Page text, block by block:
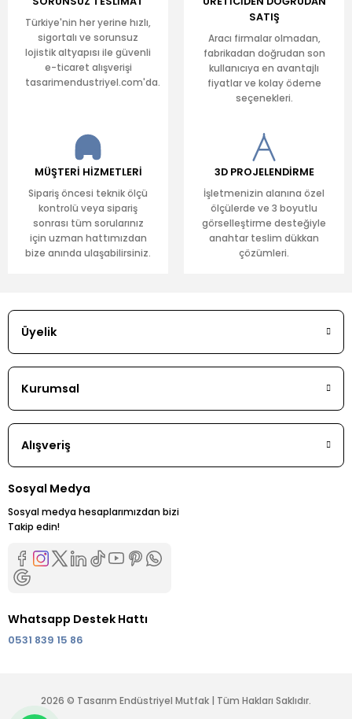
Türkiye'nin her yerine hızlı,
sigortalı ve sorunsuz
lojistik altyapısı ile güvenli
e-ticaret alışverişi
tasarimendustriyel.com'da.
SATIŞ
Aracı firmalar olmadan,
fabrikadan doğrudan son
kullanıcıya en avantajlı
fiyatlar ve kolay ödeme
seçenekleri.
MÜŞTERİ HİZMETLERİ
Sipariş öncesi teknik ölçü
kontrolü veya sipariş
sonrası tüm sorularınız
için uzman hattımızdan
bize anında ulaşabilirsiniz.
3D PROJELENDİRME
İşletmenizin alanına özel
ölçülerde ve 3 boyutlu
görselleştirme desteğiyle
anahtar teslim dükkan
çözümleri.
Üyelik
Kurumsal
Alışveriş
Sosyal Medya
Sosyal medya hesaplarımızdan bizi
Takip edin!
Whatsapp Destek Hattı
0531 839 15 86
2026 © Tasarım Endüstriyel Mutfak | Tüm Hakları Saklıdır.